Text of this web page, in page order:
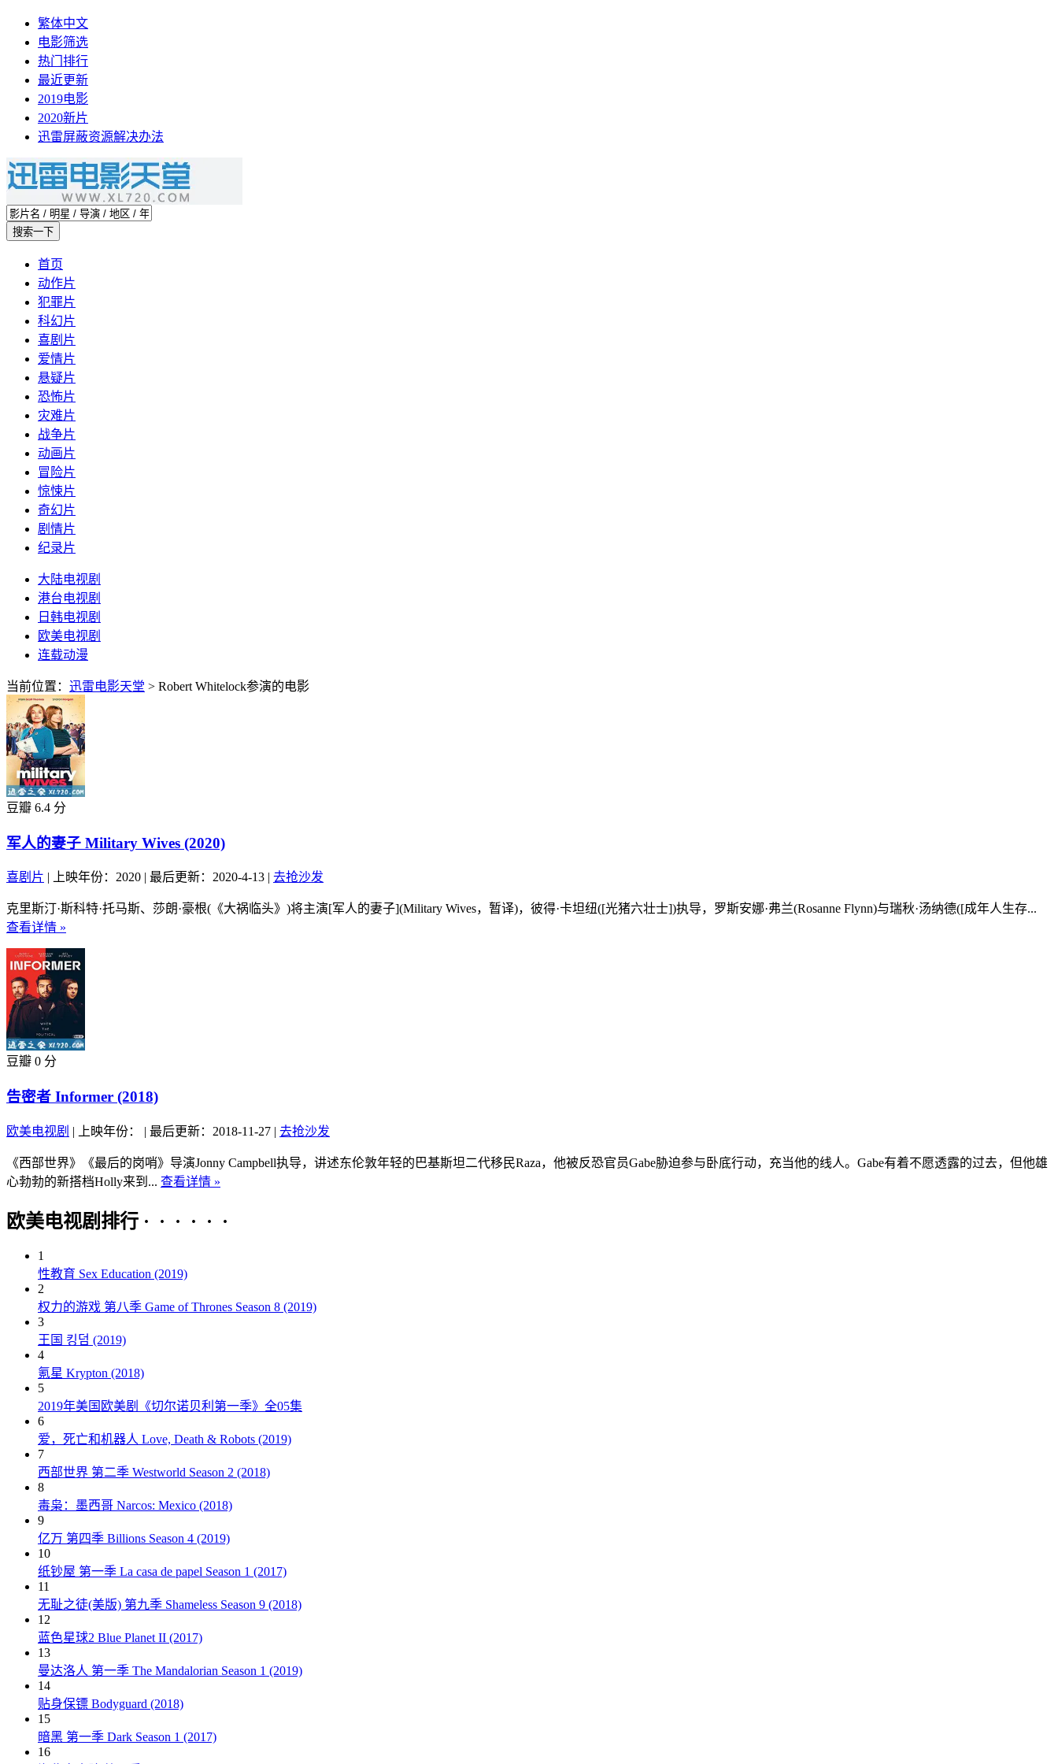
繁体中文
电影筛选
热门排行
最近更新
2019电影
2020新片
迅雷屏蔽资源解决办法
首页
动作片
犯罪片
科幻片
喜剧片
爱情片
悬疑片
恐怖片
灾难片
战争片
动画片
冒险片
惊悚片
奇幻片
剧情片
纪录片
大陆电视剧
港台电视剧
日韩电视剧
欧美电视剧
连载动漫
当前位置： 迅雷电影天堂 > Robert Whitelock参演的电影
豆瓣 6.4 分
军人的妻子 Military Wives (2020)
喜剧片 | 上映年份：2020 | 最后更新：2020-4-13 | 去抢沙发
克里斯汀·斯科特·托马斯、莎朗·豪根(《大祸临头》)将主演[军人的妻子](Military Wives，暂译)，彼得·卡坦纽([光猪六壮士])执导，罗斯安娜·弗兰(Rosanne Flynn)与瑞秋·汤纳德([成年人生存...
查看详情 »
豆瓣 0 分
告密者 Informer (2018)
欧美电视剧 | 上映年份： | 最后更新：2018-11-27 | 去抢沙发
《西部世界》《最后的岗哨》导演Jonny Campbell执导，讲述东伦敦年轻的巴基斯坦二代移民Raza，他被反恐官员Gabe胁迫参与卧底行动，充当他的线人。Gabe有着不愿透露的过去，但他雄
心勃勃的新搭档Holly来到... 查看详情 »
欧美电视剧排行 · · · · · ·
1
性教育 Sex Education (2019)
2
权力的游戏 第八季 Game of Thrones Season 8 (2019)
3
王国 킹덤 (2019)
4
氪星 Krypton (2018)
5
2019年美国欧美剧《切尔诺贝利第一季》全05集
6
爱，死亡和机器人 Love, Death & Robots (2019)
7
西部世界 第二季 Westworld Season 2 (2018)
8
毒枭：墨西哥 Narcos: Mexico (2018)
9
亿万 第四季 Billions Season 4 (2019)
10
纸钞屋 第一季 La casa de papel Season 1 (2017)
11
无耻之徒(美版) 第九季 Shameless Season 9 (2018)
12
蓝色星球2 Blue Planet II (2017)
13
曼达洛人 第一季 The Mandalorian Season 1 (2019)
14
贴身保镖 Bodyguard (2018)
15
暗黑 第一季 Dark Season 1 (2017)
16